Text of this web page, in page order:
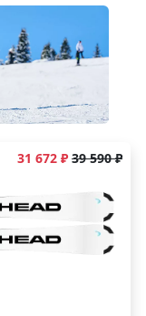
31 672 ₽ 39 590 ₽